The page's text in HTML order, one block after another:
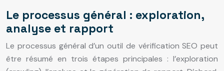
Le processus général : exploration,
analyse et rapport
Le processus général d’un outil de vérification SEO peut
être résumé en trois étapes principales : l’exploration